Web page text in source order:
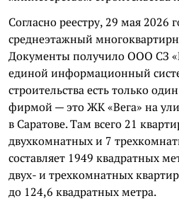
Согласно реестру, 29 мая 2026
среднеэтажный
Документы получило ООО СЗ
единой информационный
строительства есть только
фирмой — это ЖК «Вега» на
в Саратове. Там всего 21
двухкомнатных и 7
составляет 1949 квадратных
двух- и трехкомнатных
до 124,6 квадратных метра.